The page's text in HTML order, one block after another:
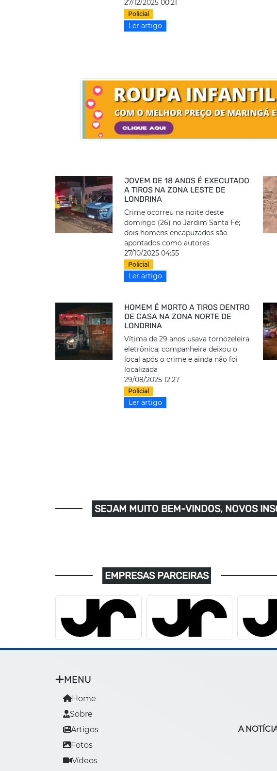
27/12/2025 00:21
Policial
Ler artigo
JOVEM DE 18 ANOS É EXECUTADO
A TIROS NA ZONA LESTE DE
LONDRINA
Crime ocorreu na noite deste
domingo (26) no Jardim Santa Fé;
dois homens encapuzados são
apontados como autores
27/10/2025 04:55
Policial
Ler artigo
HOMEM É MORTO A TIROS DENTRO
DE CASA NA ZONA NORTE DE
LONDRINA
Vítima de 29 anos usava tornozeleira
eletrônica; companheira deixou o
local após o crime e ainda não foi
localizada
29/08/2025 12:27
Policial
Ler artigo
SEJAM MUITO BEM-VINDOS, NOVOS
EMPRESAS PARCEIRAS
A
MENU
Home
Sobre
Artigos
Fotos
Vídeos